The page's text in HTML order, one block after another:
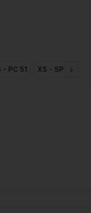
- PC 51 XS - SPH 51